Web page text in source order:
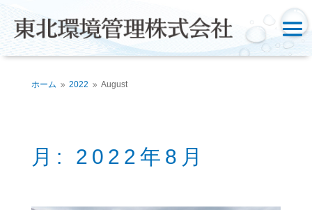
ホーム 9 2022 9 August
月: 2022年8月